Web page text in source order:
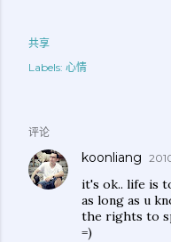
共享
Labels: 心情
评论
koonliang
it's ok.. life is
as long as u
the rights to
=)